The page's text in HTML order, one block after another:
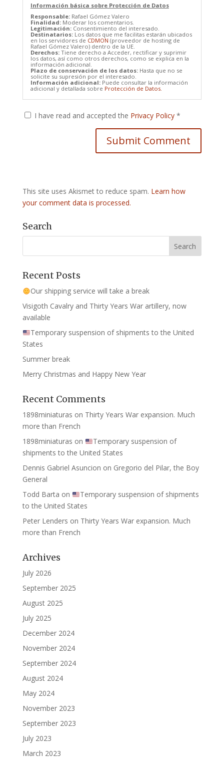
Información básica sobre Protección de Datos
Responsable:Rafael Gómez Valero
Finalidad:Moderar los comentarios.
Legitimación:Consentimiento del interesado.
Destinatarios:Los datos que me facilitas estarán ubicados
en los servidores de CDMON (proveedor de hosting de
Rafael Gómez Valero) dentro de la UE.
Derechos:Tiene derecho a Acceder, rectificar y suprimir
los datos, así como otros derechos, como se explica en la
información adicional.
Plazo de conservación de los datos:Hasta que no se
solicite su supresión por el interesado.
Información adicional:Puede consultar la información
adicional y detallada sobre Protección de Datos.
I have read and accepted the Privacy Policy *
This site uses Akismet to reduce spam. Learn how
your comment data is processed.
Search
Recent Posts
Our shipping service will take a break
Visigoth Cavalry and Thirty Years War artillery, now
available
Temporary suspension of shipments to the United
States
Summer break
Merry Christmas and Happy New Year
Recent Comments
1898miniaturas on Thirty Years War expansion. Much
more than French
1898miniaturas on
Temporary suspension of
shipments to the United States
Dennis Gabriel Asuncion on Gregorio del Pilar, the Boy
General
Todd Barta on
Temporary suspension of shipments
to the United States
Peter Lenders on Thirty Years War expansion. Much
more than French
Archives
July 2026
September 2025
August 2025
July 2025
December 2024
November 2024
September 2024
August 2024
May 2024
November 2023
September 2023
July 2023
March 2023